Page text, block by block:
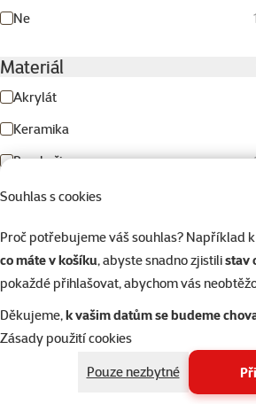
Souhlas s cookies
Proč potřebujeme váš souhlas? Například
co máte v košíku, abyste snadno zjistilistav
pokaždé přihlašovat, abychom vás
Děkujeme,k vašim datům se budeme
Zásady použití cookies
Pouze nezbytné
Ne
Materiál
Akrylát
Keramika
Pryskyřice
Barva
BéžováHnědáPřírodníTmavě hnědá
Černá
Produkty v akci
Výprodej
Chytrá domácnost